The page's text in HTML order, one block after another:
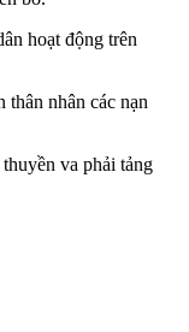
hoạt động trên
nhân các nạn
va phải tảng